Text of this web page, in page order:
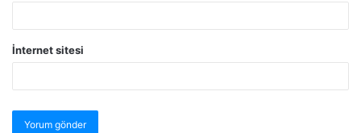
İnternet sitesi